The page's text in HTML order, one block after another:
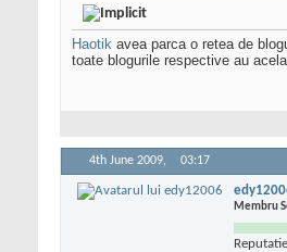
Haotik avea parca o retea de
toate blogurile respective au
4th June 2009, 03:17
Membru